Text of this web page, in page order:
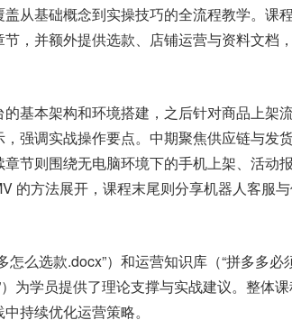
从基础概念到实操技巧的全流程教学。课
，并额外提供选款、店铺运营与资料文档
基本架构和环境搭建，之后针对商品上架
强调实战操作要点。中期聚焦供应链与发
节则围绕无电脑环境下的手机上架、活动
的方法展开，课程末尾则分享机器人客服
怎么选款.docx”）和运营知识库（“拼多多必
为学员提供了理论支撑与实战建议。整体
持续优化运营策略。